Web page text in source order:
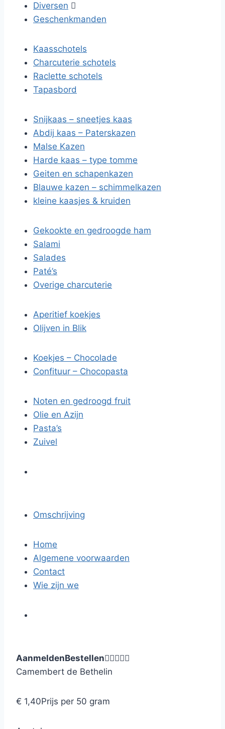
Diversen 
Geschenkmanden
Kaasschotels
Charcuterie schotels
Raclette schotels
Tapasbord
Snijkaas – sneetjes kaas
Abdij kaas – Paterskazen
Malse Kazen
Harde kaas – type tomme
Geiten en schapenkazen
Blauwe kazen – schimmelkazen
kleine kaasjes & kruiden
Gekookte en gedroogde ham
Salami
Salades
Paté’s
Overige charcuterie
Aperitief koekjes
Olijven in Blik
Koekjes – Chocolade
Confituur – Chocopasta
Noten en gedroogd fruit
Olie en Azijn
Pasta’s
Zuivel
Omschrijving
Home
Algemene voorwaarden
Contact
Wie zijn we
AanmeldenBestellen
Camembert de Bethelin
€ 1,40Prijs per 50 gram